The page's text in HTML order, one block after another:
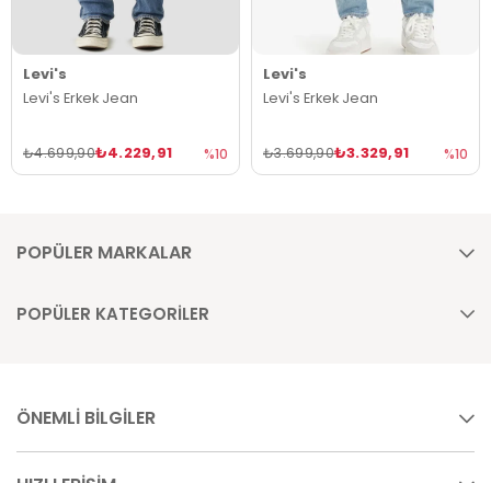
Levi's
Levi's Erkek Jean
₺4.229,91
₺4.699,90 %10
Levi's
Levi's Erkek Jean
₺3.329,91
₺3.699,90 %10
POPÜLER MARKALAR
POPÜLER KATEGORİLER
ÖNEMLİ BİLGİLER